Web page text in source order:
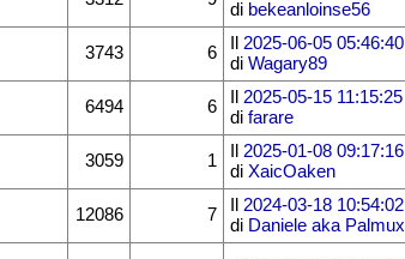
di bekeanloinse56
3743 6
2025-06-05 05:46:40
di Wagary89
6494 6
2025-05-15 11:15:25
di farare
3059 1
2025-01-08 09:17:16
di XaicOaken
12086 7
2024-03-18 10:54:02
di Daniele aka Palmux